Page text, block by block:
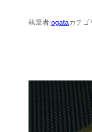
執筆者:ogataカテゴ